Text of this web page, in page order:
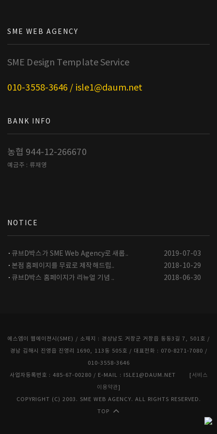
SME WEB AGENCY
SME Design Template Service
010-3558-3646 / isle1@daum.net
BANK INFO
농협 944-12-266670
예금주 : 류재영
NOTICE
큐브D박스가 SME Web Agency로 새롭..
2019-07-03
본점 홈페이지를 무료로 제작해드립..
2018-10-29
큐브D박스 홈페이지가 리뉴얼 기념 ..
2018-06-30
에스엠이 웹에이젼시(SME) / 소재지 : 경상남도 거창군 거창읍 동동3길 7, 501호 /
경남 김해시 진영읍 진영리 1690, 113동 505호 / 대표전화 : 070-8271-7080 /
010-3558-3646
사업자등록번호 : 485-67-00280 / E-MAIL : ISLE1@DAUM.NET [서비스
이용약관]
COPYRIGHT (C) 2003. SME WEB AGENCY. ALL RIGHTS RESERVED.
TOP